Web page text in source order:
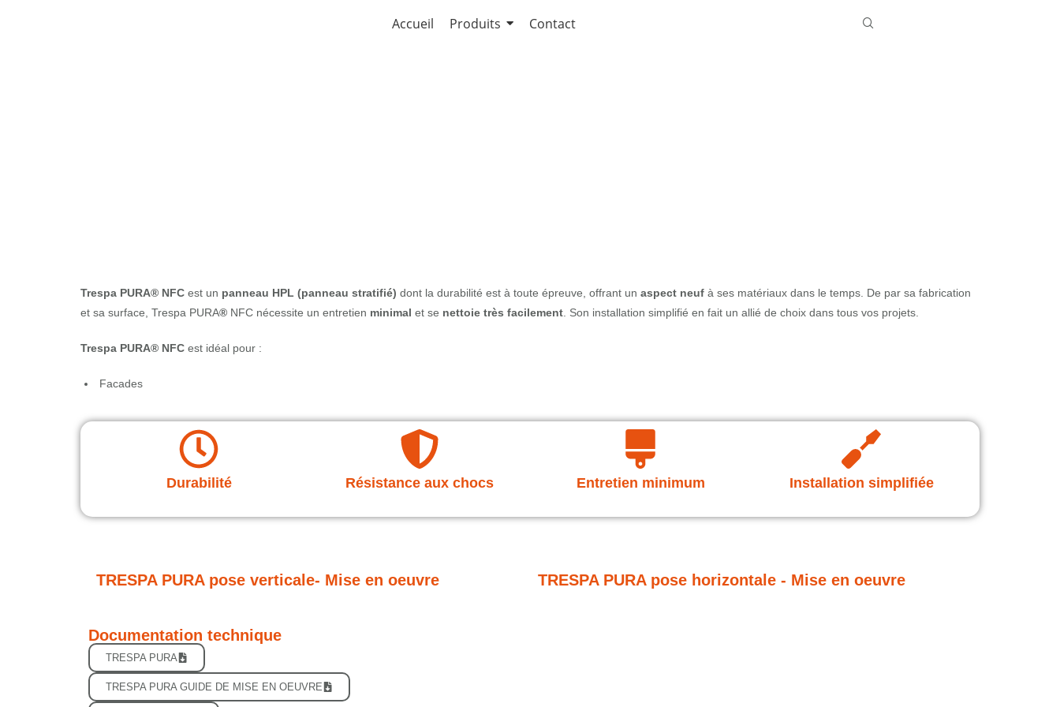
Accueil Produits Contact
Trespa PURA® NFC est un panneau HPL (panneau stratifié) dont la durabilité est à toute épreuve, offrant un aspect neuf à ses matériaux dans le temps. De par sa fabrication
et sa surface, Trespa PURA® NFC nécessite un entretien minimal et se nettoie très facilement . Son installation simplifié en fait un allié de choix dans tous vos projets.
Trespa PURA® NFC est idéal pour :
Facades
Durabilité Résistance aux chocs Entretien minimum Installation simplifiée
TRESPA PURA pose verticale- Mise en oeuvre TRESPA PURA pose horizontale - Mise en oeuvre
Documentation technique
TRESPA PURA
TRESPA PURA GUIDE DE MISE EN OEUVRE